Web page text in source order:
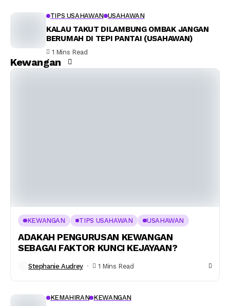
TIPS USAHAWAN USAHAWAN
KALAU TAKUT DILAMBUNG OMBAK JANGAN
BERUMAH DI TEPI PANTAI (USAHAWAN)
1 Mins Read
Kewangan
KEWANGAN TIPS USAHAWAN USAHAWAN
ADAKAH PENGURUSAN KEWANGAN
SEBAGAI FAKTOR KUNCI KEJAYAAN?
Stephanie Audrey 1 Mins Read
KEMAHIRAN KEWANGAN